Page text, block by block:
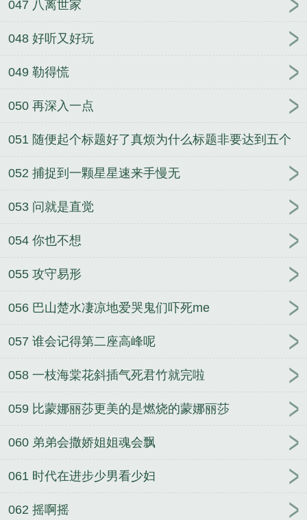
047 八离世家
048 好听又好玩
049 勒得慌
050 再深入一点
051 随便起个标题好了真烦为什么标题非要达到五个
字
052 捕捉到一颗星星速来手慢无
053 问就是直觉
054 你也不想
055 攻守易形
056 巴山楚水凄凉地爱哭鬼们吓死me
057 谁会记得第二座高峰呢
058 一枝海棠花斜插气死君竹就完啦
059 比蒙娜丽莎更美的是燃烧的蒙娜丽莎
060 弟弟会撒娇姐姐魂会飘
061 时代在进步少男看少妇
062 摇啊摇